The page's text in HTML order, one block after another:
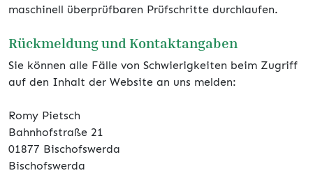
maschinell überprüfbaren Prüfschritte durchlaufen.
Rückmeldung und Kontaktangaben
Sie können alle Fälle von Schwierigkeiten beim Zugriff
auf den Inhalt der Website an uns melden:
Romy Pietsch
Bahnhofstraße 21
01877 Bischofswerda
Bischofswerda